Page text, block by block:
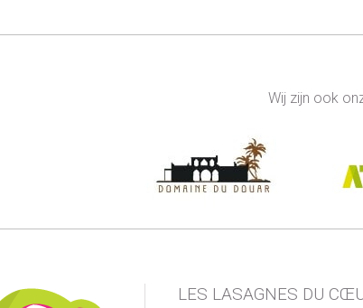
Wij zijn ook
LES LASAGNES DU